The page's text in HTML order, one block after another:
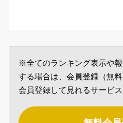
※全てのランキング表示や
する場合は、会員登録（無料
会員登録して見れるサービ